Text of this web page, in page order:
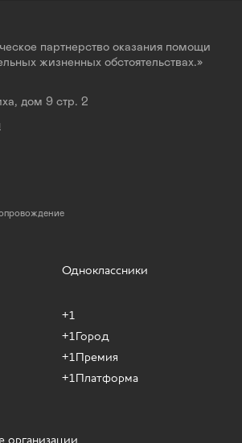
партнерство оказания помощи
жизненных обстоятельствах.»
дом 9 стр. 2
Одноклассники
+1
+1Город
+1Премия
+1Платформа
организации